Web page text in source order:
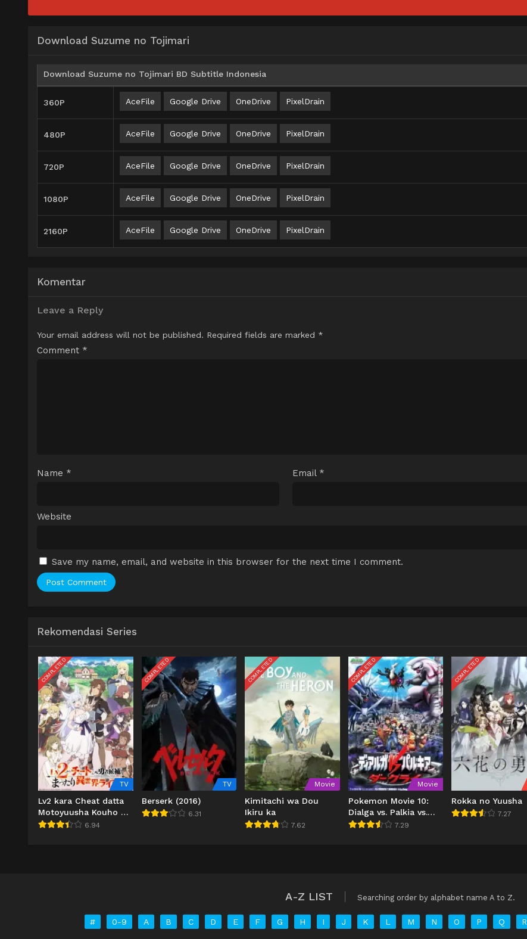
Download Suzume no Tojimari
Download Suzume no Tojimari BD Subtitle Indonesia
360P AceFile Google Drive OneDrive PixelDrain
480P AceFile Google Drive OneDrive PixelDrain
720P AceFile Google Drive OneDrive PixelDrain
1080P AceFile Google Drive OneDrive PixelDrain
2160P AceFile Google Drive OneDrive PixelDrain
Komentar
Leave a Reply
Your email address will not be published. Required fields are marked *
Comment *
Name * Email *
Website
Save my name, email, and website in this browser for the next time I comment.
Rekomendasi Series
COMPLETED
TV
Lv2 kara Cheat datta
Motoyuusha Kouho no
Mattari Isekai Life
6.94
COMPLETED
TV
Berserk (2016)
6.31
COMPLETED
Movie
Kimitachi wa Dou
Ikiru ka
7.62
COMPLETED
Movie
Pokemon Movie 10:
Dialga vs. Palkia vs.
Darkrai (2007)
7.29
COMPLETED
Rokka no Yuusha
7.27
A-Z LIST Searching order by alphabet name A to Z.
# 0-9 A B C D E F G H I J K L M N O P Q R